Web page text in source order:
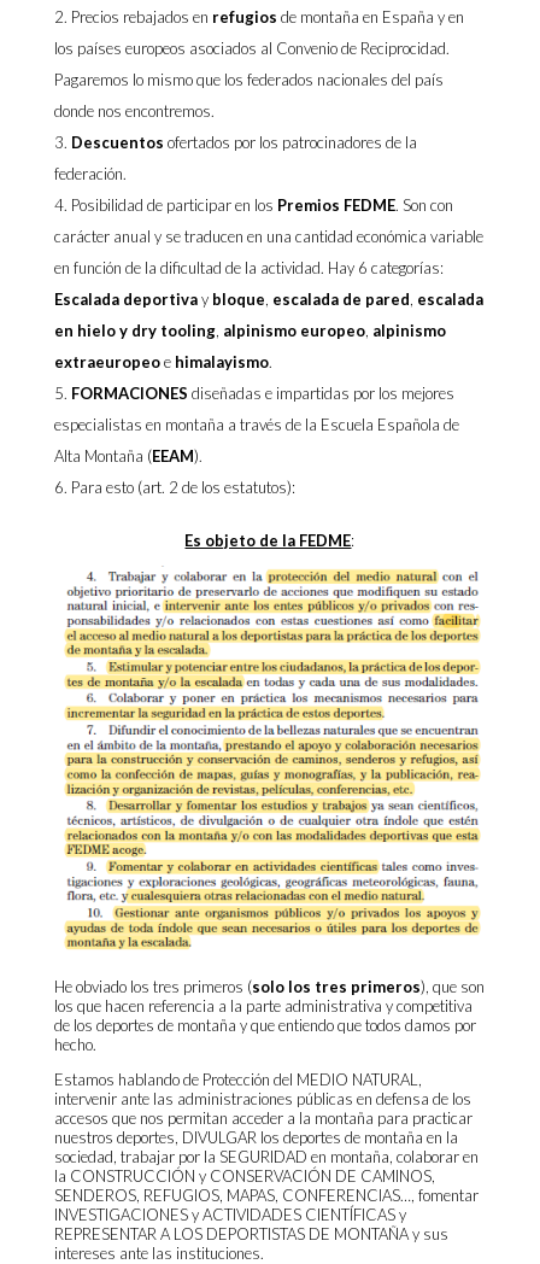
Precios rebajados en refugios de montaña en España y en
los países europeos asociados al Convenio de Reciprocidad.
Pagaremos lo mismo que los federados nacionales del país
donde nos encontremos.
Descuentos ofertados por los patrocinadores de la
federación.
Posibilidad de participar en los Premios FEDME. Son con
carácter anual y se traducen en una cantidad económica variable
en función de la dificultad de la actividad. Hay 6 categorías:
Escalada deportivay bloque escalada de pared escalada
en hielo y dry tooling, alpinismo europeo, alpinismo
extraeuropeoehimalayismo.
FORMACIONES diseñadas e impartidas por los mejores
especialistas en montaña a través de la Escuela Española de
Alta Montaña (EEAM).
Para esto (art. 2 de los estatutos):
Es objeto de la FEDME:
He obviado los tres primeros (solo los tres primeros), que son
los que hacen referencia a la parte administrativa y competitiva
de los deportes de montaña y que entiendo que todos damos por
hecho.
Estamos hablando de Protección del MEDIO NATURAL,
intervenir ante las administraciones públicas en defensa de los
accesos que nos permitan acceder a la montaña para practicar
nuestros deportes, DIVULGAR los deportes de montaña en la
sociedad, trabajar por la SEGURIDAD en montaña, colaborar en
la CONSTRUCCIÓN y CONSERVACIÓN DE CAMINOS,
SENDEROS, REFUGIOS, MAPAS, CONFERENCIAS…, fomentar
INVESTIGACIONES y ACTIVIDADES CIENTÍFICAS y
REPRESENTAR A LOS DEPORTISTAS DE MONTAÑA y sus
intereses ante las instituciones.